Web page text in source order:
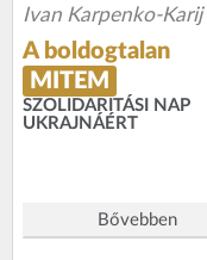
Ivan Karpenko-Karij
A boldogtalan
MITEM
SZOLIDARITÁSI NAP
UKRAJNÁÉRT
Bővebben